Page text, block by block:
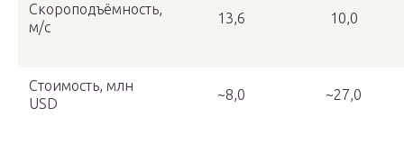
Скороподъёмность,
м/с
13,6 10,0
Стоимость, млн
USD
~8,0 ~27,0